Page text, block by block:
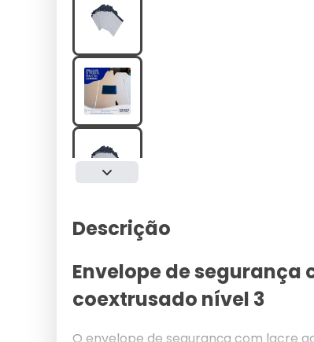
Descrição
Envelope de
coextrusado nível 3
O envelope de segurança com lacre